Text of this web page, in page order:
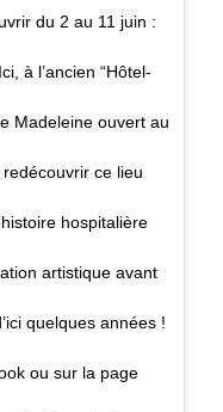
du 2 au 11 juin :
à l’ancien “Hôtel-
Madeleine ouvert au
redécouvrir ce lieu
hospitalière
artistique avant
quelques années !
ou sur la page